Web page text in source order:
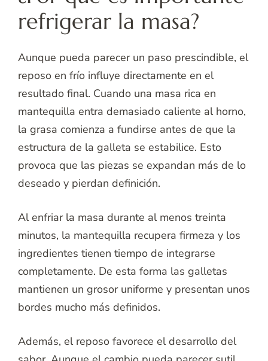
refrigerar la masa?
Aunque pueda parecer un paso prescindible, el
reposo en frío influye directamente en el
resultado final. Cuando una masa rica en
mantequilla entra demasiado caliente al horno,
la grasa comienza a fundirse antes de que la
estructura de la galleta se estabilice. Esto
provoca que las piezas se expandan más de lo
deseado y pierdan definición.
Al enfriar la masa durante al menos treinta
minutos, la mantequilla recupera firmeza y los
ingredientes tienen tiempo de integrarse
completamente. De esta forma las galletas
mantienen un grosor uniforme y presentan unos
bordes mucho más definidos.
Además, el reposo favorece el desarrollo del